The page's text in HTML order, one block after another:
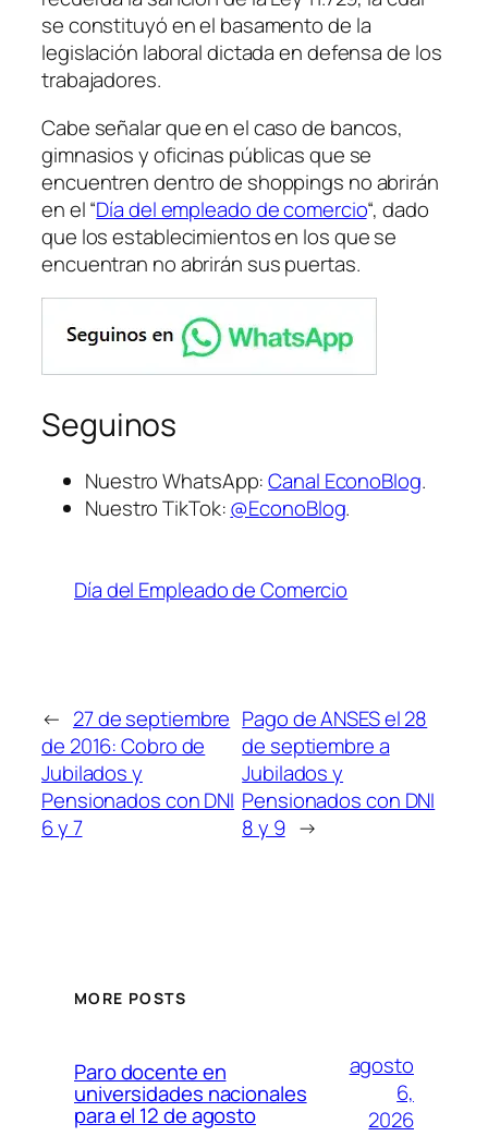
se constituyó en el basamento de la
legislación laboral dictada en defensa de los
trabajadores.
Cabe señalar que en el caso de bancos,
gimnasios y oficinas públicas que se
encuentren dentro de shoppings no abrirán
en el “Día del empleado de comercio“, dado
que los establecimientos en los que se
encuentran no abrirán sus puertas.
Seguinos
Nuestro WhatsApp:Canal EconoBlog.
Nuestro TikTok:@EconoBlog.
Día del Empleado de Comercio
← 27 de septiembre
de 2016: Cobro de
Jubilados y
Pensionados con DNI
6 y 7
Pago de ANSES el 28
de septiembre a
Jubilados y
Pensionados con DNI
8 y 9 →
MORE POSTS
Paro docente en
universidades nacionales
para el 12 de agosto
agosto
6,
2026